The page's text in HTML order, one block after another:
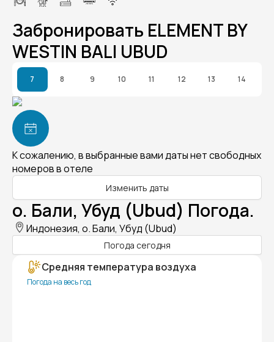
Забронировать ELEMENT BY
WESTIN BALI UBUD
7 8 9 10 11 12 13 14
К сожалению, в выбранные вами даты нет свободных
номеров в отеле
Изменить даты
о. Бали, Убуд (Ubud) Погода.
Индонезия, о. Бали, Убуд (Ubud)
Погода сегодня
Средняя температура воздуха
Погода на весь год